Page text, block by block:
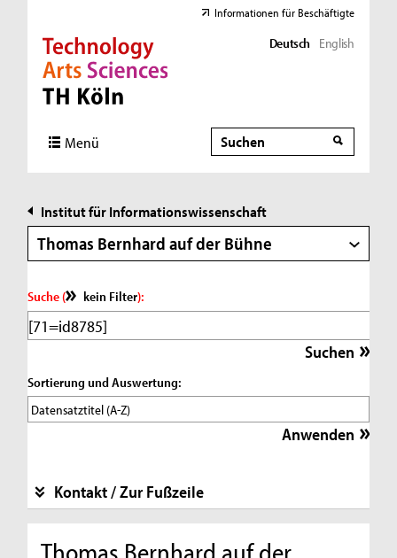
Direkt zur Hauptnavigation
Direkt zur Subnavigation
Direkt zum Inhalt
Direkt zum Fußbereich
Informationen für Beschäftigte
Deutsch English
Menü Suche
Suche
Institut für Informationswissenschaft
Thomas Bernhard auf der Bühne
Suche ( kein Filter):
Sortierung und Auswertung:
Kontakt / Zur Fußzeile